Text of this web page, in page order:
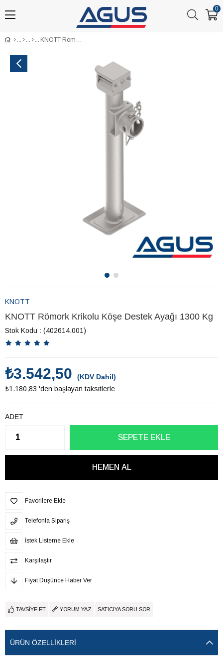
0
KNOTT Römork Krikolu Köşe Destek Ayağı 1300 Kg
KNOTT
KNOTT Römork Krikolu Köşe Destek Ayağı 1300 Kg
Stok Kodu (402614.001)
₺3.542,50
(KDV Dahil)
₺1.180,83 'den başlayan taksitlerle
ADET
Favorilere Ekle
Telefonla Sipariş
İstek Listeme Ekle
Karşılaştır
Fiyat Düşünce Haber Ver
TAVSIYE ET YORUM YAZ SATICIYA SORU SOR
ÜRÜN ÖZELLIKLERI